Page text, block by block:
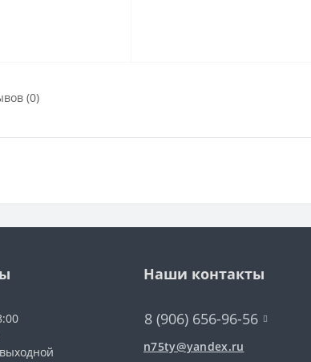
(0)
Наши контакты
8 (906) 656-96-56
n75ty@yandex.ru